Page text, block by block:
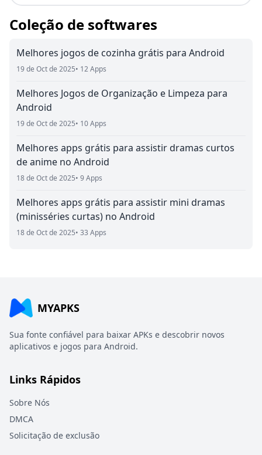
Coleção de softwares
Melhores jogos de cozinha grátis para Android
19 de Oct de 2025• 12 Apps
Melhores Jogos de Organização e Limpeza para
Android
19 de Oct de 2025• 10 Apps
Melhores apps grátis para assistir dramas curtos
de anime no Android
18 de Oct de 2025• 9 Apps
Melhores apps grátis para assistir mini dramas
(minisséries curtas) no Android
18 de Oct de 2025• 33 Apps
MYAPKS
Sua fonte confiável para baixar APKs e descobrir novos
aplicativos e jogos para Android.
Links Rápidos
Sobre Nós
DMCA
Solicitação de exclusão